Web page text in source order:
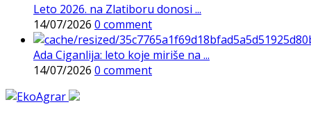
Leto 2026. na Zlatiboru donosi ...
14/07/2026 0 comment
Ada Ciganlija: leto koje miriše na ...
14/07/2026 0 comment